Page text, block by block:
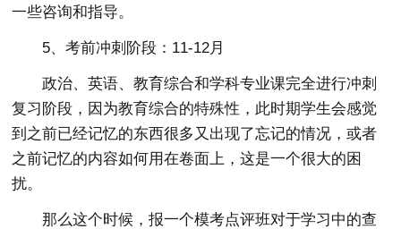
一些咨询和指导。
5、考前冲刺阶段：11-12月
政治、英语、教育综合和学科专业课完全进行冲刺
复习阶段，因为教育综合的特殊性，此时期学生会感觉
到之前已经记忆的东西很多又出现了忘记的情况，或者
之前记忆的内容如何用在卷面上，这是一个很大的困
扰。
那么这个时候，报一个模考点评班对于学习中的查